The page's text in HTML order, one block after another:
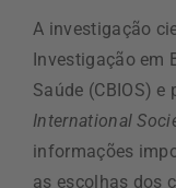
A investigação
Investigação em
Saúde (CBIOS)
International
informações
as escolhas dos